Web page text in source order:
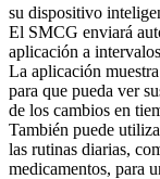
su dispositivo
El SMCG enviará
aplicación a
La aplicación
para que pueda ver
de los cambios en
También puede
las rutinas diarias,
medicamentos, para